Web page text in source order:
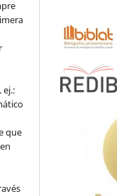
ej.:
que